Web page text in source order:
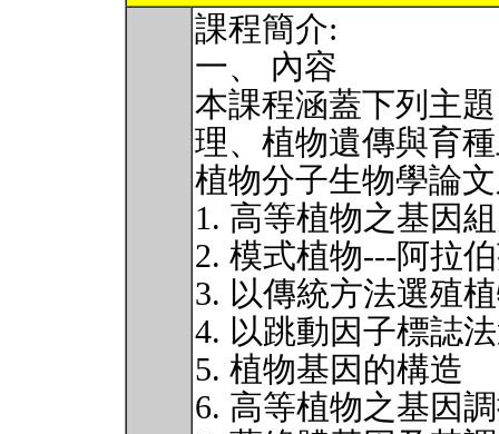
課程簡介:
一、 內容
本課程涵蓋下列主
理、植物遺傳與育
植物分子生物學論
1. 高等植物之基因
2. 模式植物---阿拉
3. 以傳統方法選殖
4. 以跳動因子標誌
5. 植物基因的構造
6. 高等植物之基因